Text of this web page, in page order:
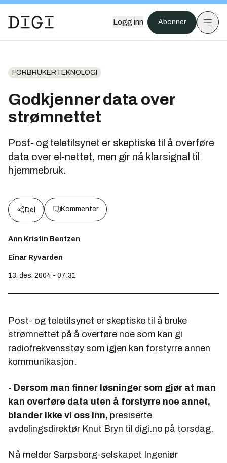
Logg inn Abonner
FORBRUKERTEKNOLOGI
Godkjenner data over
strømnettet
Post- og teletilsynet er skeptiske til å overføre
data over el-nettet, men gir nå klarsignal til
hjemmebruk.
Del Kommenter
Ann Kristin Bentzen
Einar Ryvarden
13. des. 2004 - 07:31
Post- og teletilsynet er skeptiske til å bruke
strømnettet på å overføre noe som kan gi
radiofrekvensstøy som igjen kan forstyrre annen
kommunikasjon.
- Dersom man finner løsninger som gjør at man
kan overføre data uten å forstyrre noe annet,
blander ikke vi oss inn, presiserte
avdelingsdirektør Knut Bryn til digi.no på torsdag.
Nå melder Sarpsborg-selskapet Ingeniør